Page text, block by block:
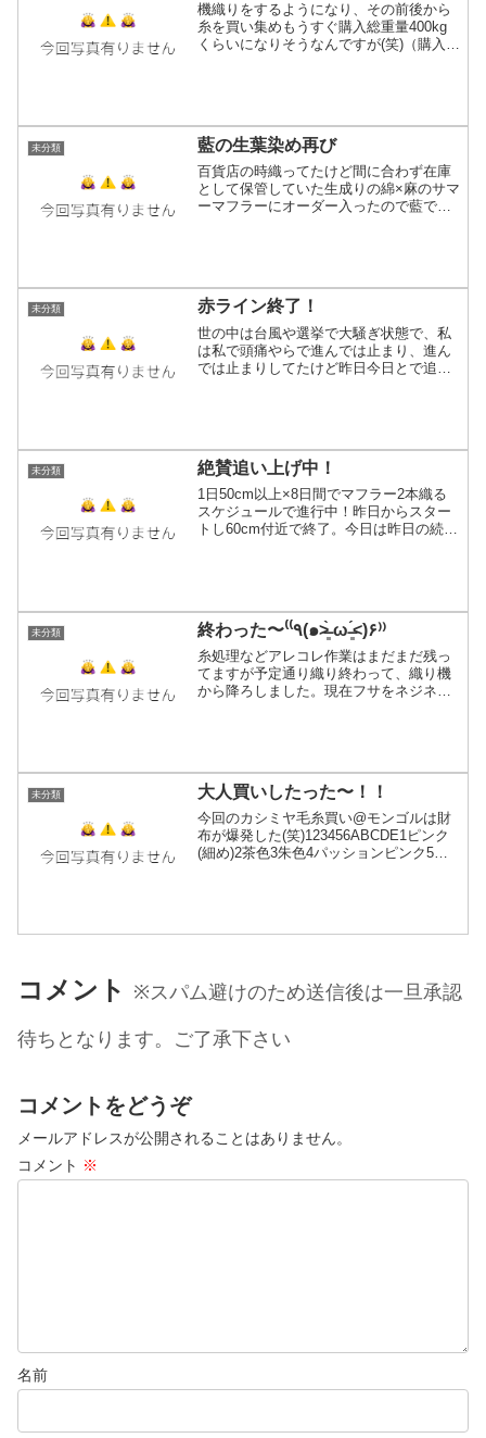
機織りをするようになり、その前後から
糸を買い集めもうすぐ購入総重量400kg
くらいになりそうなんですが(笑)（購入し
未分類 藍の生葉染め再び
百貨店の時織ってたけど間に合わず在庫
として保管していた生成りの綿×麻のサマ
ーマフラーにオーダー入ったので藍で染
未分類 赤ライン終了！
世の中は台風や選挙で大騒ぎ状態で、私
は私で頭痛やらで進んでは止まり、進ん
では止まりしてたけど昨日今日とで追い
未分類 絶賛追い上げ中！
1日50cm以上×8日間でマフラー2本織る
スケジュールで進行中！昨日からスター
トし60cm付近で終了。今日は昨日の続き
未分類 終わった〜‎⁽⁽٩(๑˃̶͈̀ ω ˂̶͈́)۶⁾⁾
糸処理などアレコレ作業はまだまだ残っ
てますが予定通り織り終わって、織り機
から降ろしました。現在フサをネジネジ
未分類 大人買いしたった〜！！
今回のカシミヤ毛糸買い@モンゴルは財
布が爆発した(笑)123456ABCDE1ピンク
(細め)2茶色3朱色4パッションピンク5オ
コメント ※スパム避けのため送信後は一旦承認
待ちとなります。ご了承下さい
コメントをどうぞ
メールアドレスが公開されることはありません。
コメント ※
名前